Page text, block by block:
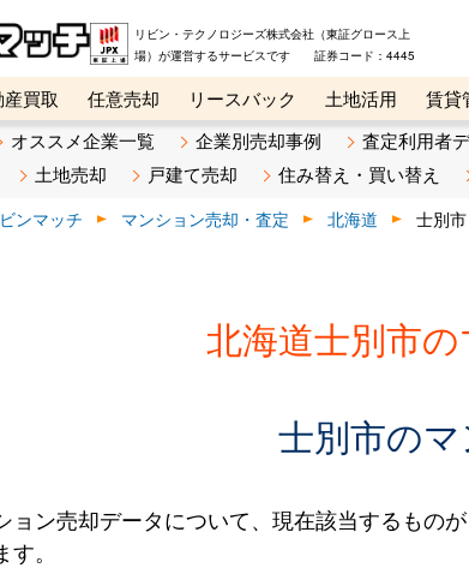
リビン・テクノロジーズ株式会社（東証グロース上
場）が運営するサービスです 証券コード：4445
買取 任意売却 リースバック 土地活用 賃貸
ト不動産カンパニー オンライン講座 リビンマガ
オススメ企業一覧 企業別売却事例 査定利用者
土地売却 戸建て売却 住み替え・買い替え
ンマッチ マンション売却・査定 北海道 士別市
北海道士別市
士別市の
ョン売却データについて、現在該当するもの
。